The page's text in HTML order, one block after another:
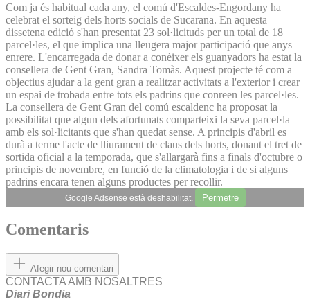
Com ja és habitual cada any, el comú d'Escaldes-Engordany ha
celebrat el sorteig dels horts socials de Sucarana. En aquesta
dissetena edició s'han presentat 23 sol·licituds per un total de 18
parcel·les, el que implica una lleugera major participació que anys
enrere. L'encarregada de donar a conèixer els guanyadors ha estat la
consellera de Gent Gran, Sandra Tomàs. Aquest projecte té com a
objectius ajudar a la gent gran a realitzar activitats a l'exterior i crear
un espai de trobada entre tots els padrins que conreen les parcel·les.
La consellera de Gent Gran del comú escaldenc ha proposat la
possibilitat que algun dels afortunats comparteixi la seva parcel·la
amb els sol·licitants que s'han quedat sense. A principis d'abril es
durà a terme l'acte de lliurament de claus dels horts, donant el tret de
sortida oficial a la temporada, que s'allargarà fins a finals d'octubre o
principis de novembre, en funció de la climatologia i de si alguns
padrins encara tenen alguns productes per recollir.
Google Adsense està deshabilitat. Permetre
Comentaris
Afegir nou comentari
CONTACTA AMB NOSALTRES
Diari Bondia